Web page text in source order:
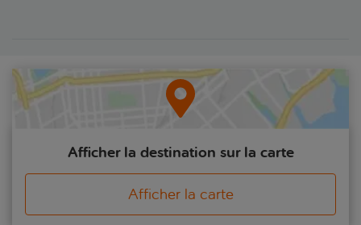
Afficher la destination sur la carte
Afficher la carte